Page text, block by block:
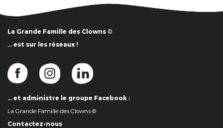
La Grande Famille des Clowns ©
… est sur les réseaux !
… et administre le groupe Facebook :
La Grande Famille des Clowns ©
Contactez-nous